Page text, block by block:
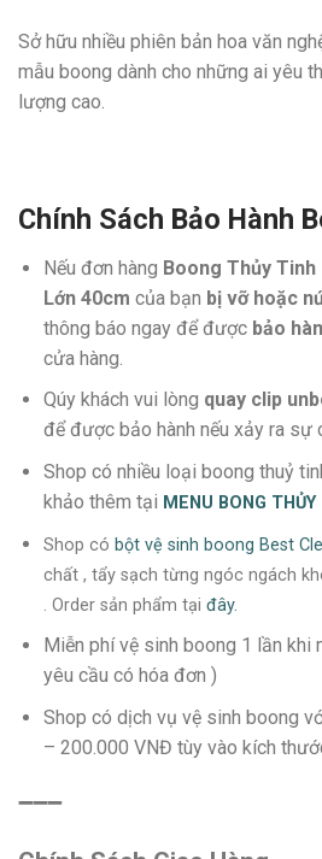
Sở hữu nhiều phiên bản hoa văn
mẫu boong dành cho những ai yêu
lượng cao.
Chính Sách Bảo Hành
Nếu đơn hàng Boong Thủy Tinh
Lớn 40cm của bạn bị vỡ hoặc
thông báo ngay để được bảo
cửa hàng.
Qúy khách vui lòng quay clip
để được bảo hành nếu xảy ra sự
Shop có nhiều loại boong thuỷ
khảo thêm tại MENU BONG THỦY
Shop có bột vệ sinh boong Best
chất , tẩy sạch từng ngóc ngách
. Order sản phẩm tại đây.
Miễn phí vệ sinh boong 1 lần khi
yêu cầu có hóa đơn )
Shop có dịch vụ vệ sinh boong
– 200.000 VNĐ tùy vào kích
➖➖➖